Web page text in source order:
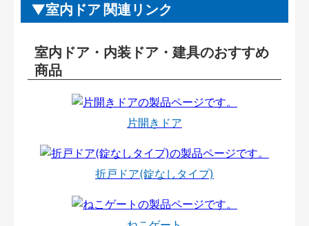
室内ドア 関連リンク
室内ドア・内装ドア・建具のおすすめ
商品
片開きドア
折戸ドア(錠なしタイプ)